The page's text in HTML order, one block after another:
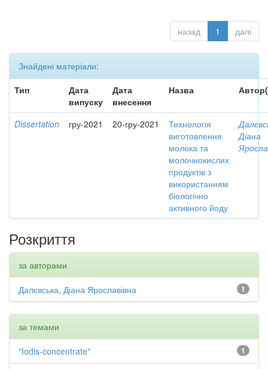
назад 1 далі
Знайдені матеріали:
Тип
Дата
випуску
Дата
внесення
Назва
Dissertation гру-2021 20-гру-2021
Технологія
виготовлення
молока та
молочнокислих
продуктів з
використанням
біологічно
активного йоду
Діана
Розкриття
за авторами
1
Далєвська, Діана Ярославівна
за темами
1
"Iodis-concentrate"